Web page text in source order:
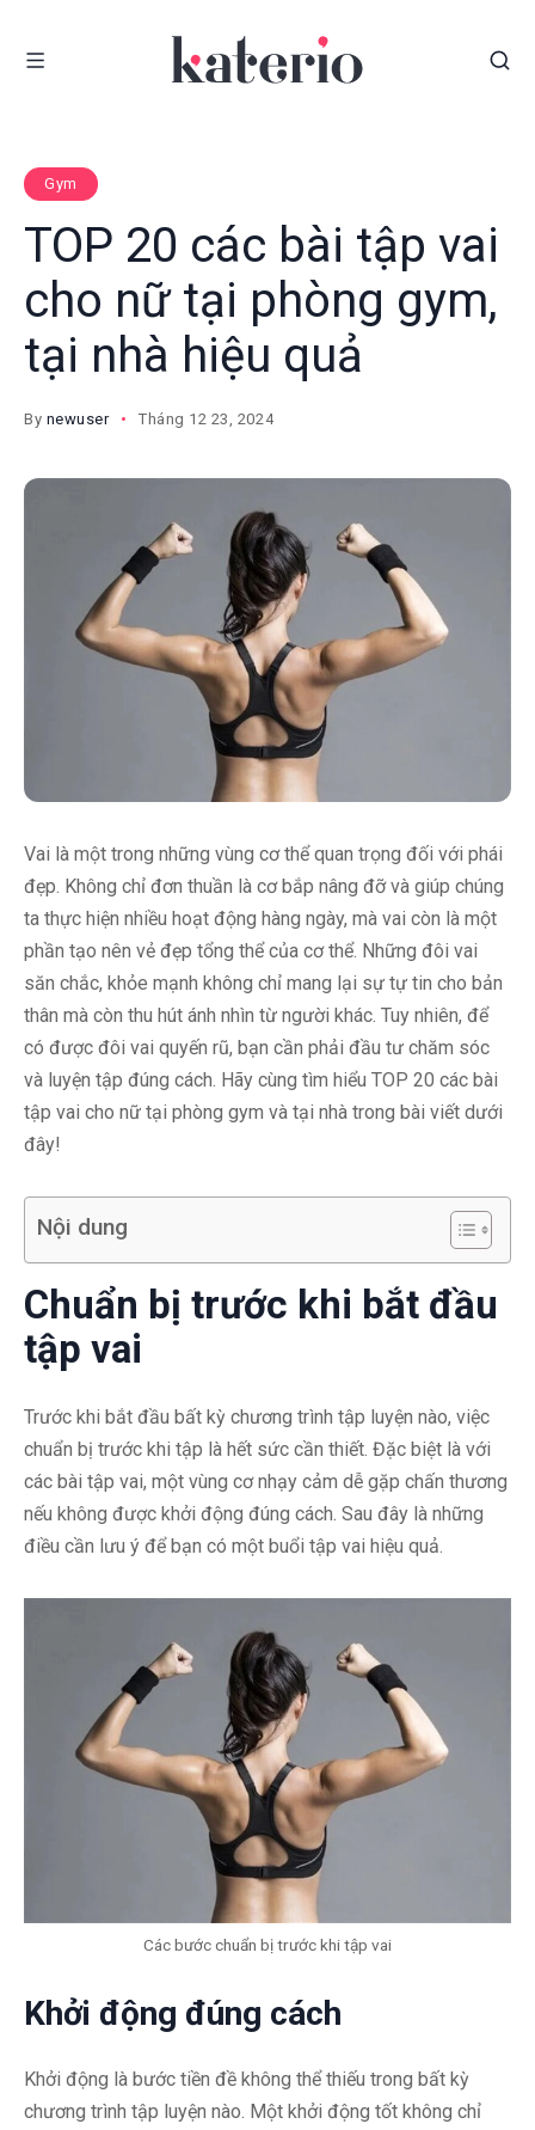
Gym
TOP 20 các bài tập vai
cho nữ tại phòng gym,
tại nhà hiệu quả
By newuser Tháng 12 23, 2024
Vai là một trong những vùng cơ thể quan trọng đối với phái
đẹp. Không chỉ đơn thuần là cơ bắp nâng đỡ và giúp chúng
ta thực hiện nhiều hoạt động hàng ngày, mà vai còn là một
phần tạo nên vẻ đẹp tổng thể của cơ thể. Những đôi vai
săn chắc, khỏe mạnh không chỉ mang lại sự tự tin cho bản
thân mà còn thu hút ánh nhìn từ người khác. Tuy nhiên, để
có được đôi vai quyến rũ, bạn cần phải đầu tư chăm sóc
và luyện tập đúng cách. Hãy cùng tìm hiểu TOP 20 các bài
tập vai cho nữ tại phòng gym và tại nhà trong bài viết dưới
đây!
Nội dung
Chuẩn bị trước khi bắt đầu
tập vai
Trước khi bắt đầu bất kỳ chương trình tập luyện nào, việc
chuẩn bị trước khi tập là hết sức cần thiết. Đặc biệt là với
các bài tập vai, một vùng cơ nhạy cảm dễ gặp chấn thương
nếu không được khởi động đúng cách. Sau đây là những
điều cần lưu ý để bạn có một buổi tập vai hiệu quả.
Các bước chuẩn bị trước khi tập vai
Khởi động đúng cách
Khởi động là bước tiền đề không thể thiếu trong bất kỳ
chương trình tập luyện nào. Một khởi động tốt không chỉ